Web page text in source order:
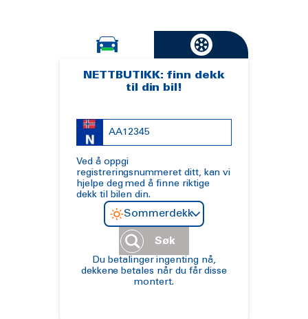
NETTBUTIKK: finn dekk
til din bil!
Ved å oppgi
registreringsnummeret ditt, kan vi
hjelpe deg med å finne riktige
dekk til bilen din.
Sommerdekk
Søk
Du betalinger ingenting nå,
dekkene betales når du får disse
montert.